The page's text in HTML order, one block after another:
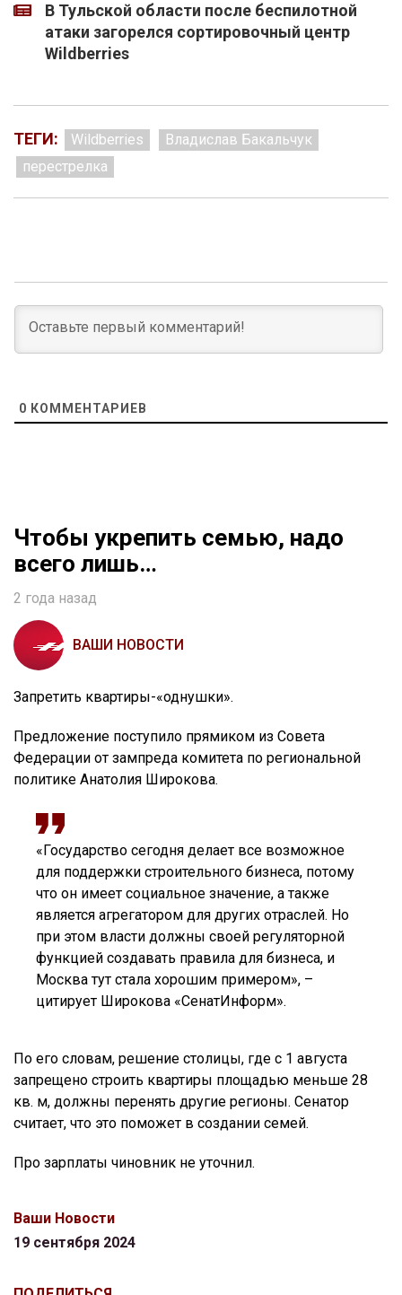
В Тульской области после беспилотной
атаки загорелся сортировочный центр
Wildberries
ТЕГИ: Wildberries
Владислав Бакальчук
перестрелка
0 КОММЕНТАРИЕВ
Чтобы укрепить семью, надо
всего лишь…
2 года назад
ВАШИ НОВОСТИ
Запретить квартиры-«однушки».
Предложение поступило прямиком из Совета
Федерации от зампреда комитета по региональной
политике Анатолия Широкова.
«Государство сегодня делает все возможное
для поддержки строительного бизнеса, потому
что он имеет социальное значение, а также
является агрегатором для других отраслей. Но
при этом власти должны своей регуляторной
функцией создавать правила для бизнеса, и
Москва тут стала хорошим примером», –
цитирует Широкова «СенатИнформ».
По его словам, решение столицы, где с 1 августа
запрещено строить квартиры площадью меньше 28
кв. м, должны перенять другие регионы. Сенатор
считает, что это поможет в создании семей.
Про зарплаты чиновник не уточнил.
Ваши Новости
19 сентября 2024